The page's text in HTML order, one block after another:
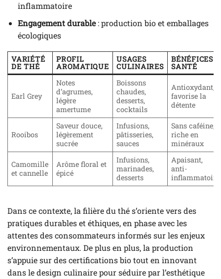
inflammatoire
Engagement durable: production bio et emballages
écologiques
VARIÉTÉ
DE THÉ
PROFIL
AROMATIQUE
USAGES
CULINAIRES
BÉNÉFICES
SANTÉ
Earl Grey
Notes
d’agrumes,
légère
amertume
Boissons
chaudes,
desserts,
cocktails
Antioxydant,
favorise la
détente
Rooibos
Saveur douce,
légèrement
sucrée
Infusions,
pâtisseries,
sauces
Sans caféine,
riche en
minéraux
Camomille
et cannelle
Arôme floral et
épicé
Infusions,
marinades,
desserts
Apaisant,
anti-
inflammatoire
Dans ce contexte, la filière du thé s’oriente vers des
pratiques durables et éthiques, en phase avec les
attentes des consommateurs informés sur les enjeux
environnementaux. De plus en plus, la production
s’appuie sur des certifications bio tout en innovant
dans le design culinaire pour séduire par l’esthétique